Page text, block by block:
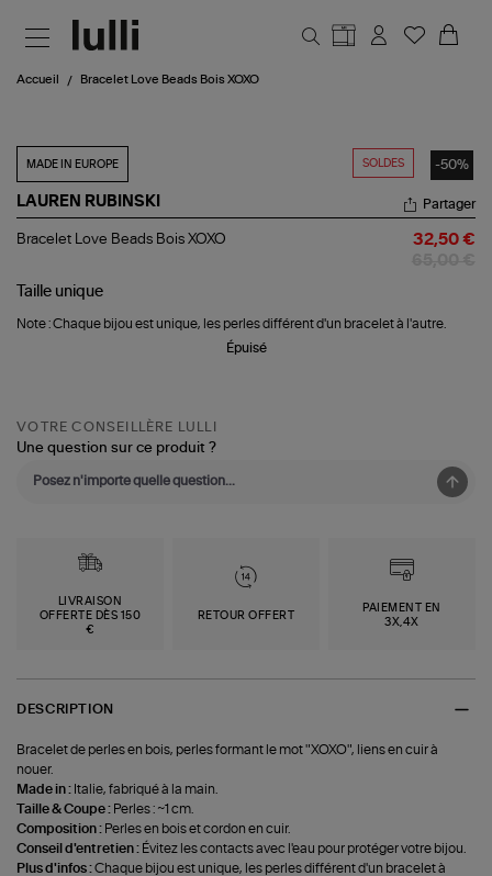
Accueil Bracelet Love Beads Bois XOXO
SOLDES -50%
MADE IN EUROPE
LAUREN RUBINSKI
Bracelet
Bois
Partager
Bracelet Love Beads Bois XOXO 32,50 €
Taille unique
Note : Chaque bijou est unique, les perles différent d'un bracelet à l'autre.
Épuisé
VOTRE CONSEILLÈRE LULLI
Une question sur ce produit ?
LIVRAISON
OFFERTE DÈS 150
€
RETOUR OFFERT
PAIEMENT EN
3X,4X
DESCRIPTION
Bracelet de perles en bois, perles formant le mot "XOXO", liens en cuir à
nouer.
Made in : Italie, fabriqué à la main.
Taille & Coupe : Perles : ~1 cm.
Composition : Perles en bois et cordon en cuir.
Conseil d'entretien : Évitez les contacts avec l'eau pour protéger votre bijou.
Plus d'infos :Chaque bijou est unique, les perles différent d'un bracelet à